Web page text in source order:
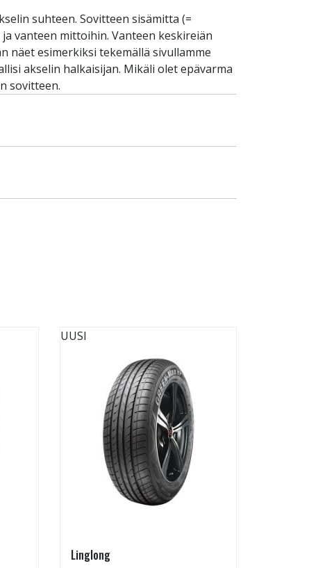
suhteen. Sovitteen sisämitta (=
vanteen mittoihin. Vanteen keskireiän
näet esimerkiksi tekemällä sivullamme
akselin halkaisijan. Mikäli olet epävarma
sovitteen.
UUSI
Linglong